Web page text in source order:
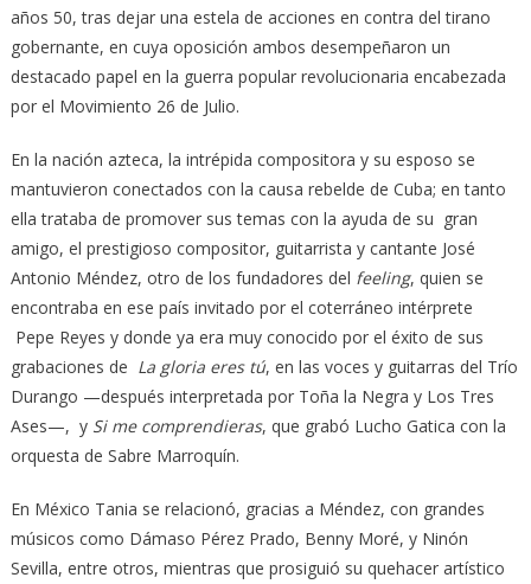
años 50, tras dejar una estela de acciones en contra del tirano
gobernante, en cuya oposición ambos desempeñaron un
destacado papel en la guerra popular revolucionaria encabezada
por el Movimiento 26 de Julio.
En la nación azteca, la intrépida compositora y su esposo se
mantuvieron conectados con la causa rebelde de Cuba; en tanto
ella trataba de promover sus temas con la ayuda de su gran
amigo, el prestigioso compositor, guitarrista y cantante José
Antonio Méndez, otro de los fundadores del feeling, quien se
encontraba en ese país invitado por el coterráneo intérprete
Pepe Reyes y donde ya era muy conocido por el éxito de sus
grabaciones de La gloria eres tú, en las voces y guitarras del Trío
Durango —después interpretada por Toña la Negra y Los Tres
Ases—, y Si me comprendieras, que grabó Lucho Gatica con la
orquesta de Sabre Marroquín.
En México Tania se relacionó, gracias a Méndez, con grandes
músicos como Dámaso Pérez Prado, Benny Moré, y Ninón
Sevilla, entre otros, mientras que prosiguió su quehacer artístico